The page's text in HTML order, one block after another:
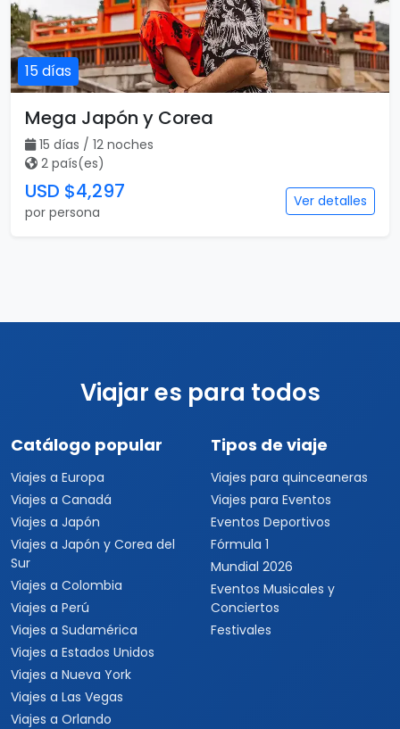
15 días
Mega Japón y Corea
15 días / 12 noches
2 país(es)
USD $4,297
por persona
Ver detalles
Viajar es para todos
Catálogo popular
Viajes a Europa
Viajes a Canadá
Viajes a Japón
Viajes a Japón y Corea del
Sur
Viajes a Colombia
Viajes a Perú
Viajes a Sudamérica
Viajes a Estados Unidos
Viajes a Nueva York
Viajes a Las Vegas
Viajes a Orlando
Tipos de viaje
Viajes para quinceaneras
Viajes para Eventos
Eventos Deportivos
Fórmula 1
Mundial 2026
Eventos Musicales y
Conciertos
Festivales